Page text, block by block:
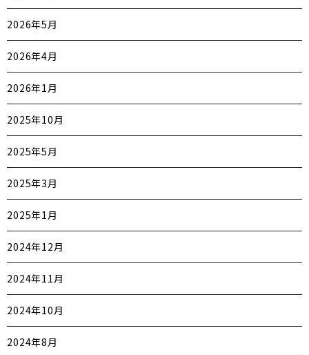
2026年5月
2026年4月
2026年1月
2025年10月
2025年5月
2025年3月
2025年1月
2024年12月
2024年11月
2024年10月
2024年8月